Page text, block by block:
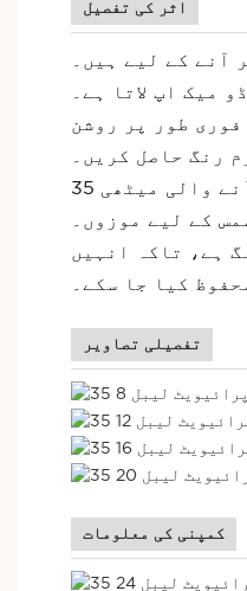
اثر کی تفصیل
آنے کے لیے ہیں۔
میک اپ لاتا ہے۔
فوری طور پر روشن
رنگ حاصل کریں۔
35 کلر آئی شیڈو کا موقع: گھر، آرام دہ اور پرسکون، کاروباری میک اپ، پارٹی اور سیلون اسٹائل کے لیے اپنی مرضی سے سوئنگ، آنے والی میٹھی
کے لیے موزوں۔
ہے، تاکہ انہیں
کیا جا سکے۔
تفصیلی تصاویر
کمپنی کی معلومات